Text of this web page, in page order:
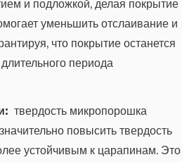
и подложкой, делая покрытие
уменьшить отслаивание и
что покрытие останется
периода
твердость микропорошка
повысить твердость
устойчивым к царапинам. Это